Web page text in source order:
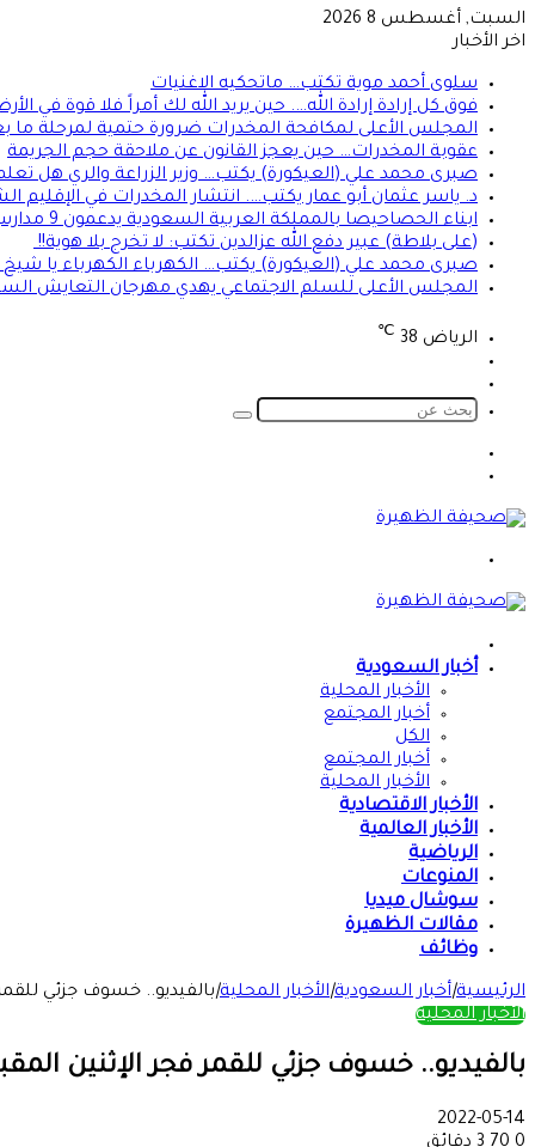
السبت, أغسطس 8 2026
اخر الأخبار
سلوى أحمد موية تكتب… ماتحكيه الاغنيات
فوق كل إرادة إرادة الله…. حين يريد الله لك أمراً فلا قوة في
المجلس الأعلى لمكافحة المخدرات ضرورة حتمية لمرحلة ما
عقوبة المخدرات… حين يعجز القانون عن ملاحقة حجم الجريمة
صبرى محمد علي (العيكورة) يكتب… وزير الزراعة والري هل
د. ياسر عثمان أبو عمار يكتب…. انتشار المخدرات في
ابناء الحصاحيصا بالمملكة العربية السعودية يدعمون 9 مدارس بمعينات اجلاس
(على بلاطة) عبير دفع الله عزالدين تكتب: لا تخرج بلا هوية!!
صبرى محمد علي (العيكورة) يكتب… الكهرباء الكهرباء يا
المجلس الأعلى للسلم الاجتماعي يهدي مهرجان التعايش
الرياض 38
℃
المظلم
بحث
أخبار السعودية
الأخبار المحلية
أخبار المجتمع
الكل
أخبار المجتمع
الأخبار المحلية
الأخبار الاقتصادية
الأخبار العالمية
الرياضية
المنوعات
سوشال ميديا
مقالات الظهيرة
وظائف
الرئيسية|أخبار السعودية|الأخبار المحلية|بالفيديو.. خسوف جزئي
الأخبار المحلية
بالفيديو.. خسوف جزئي للقمر فجر الإثنين
2022-05-14